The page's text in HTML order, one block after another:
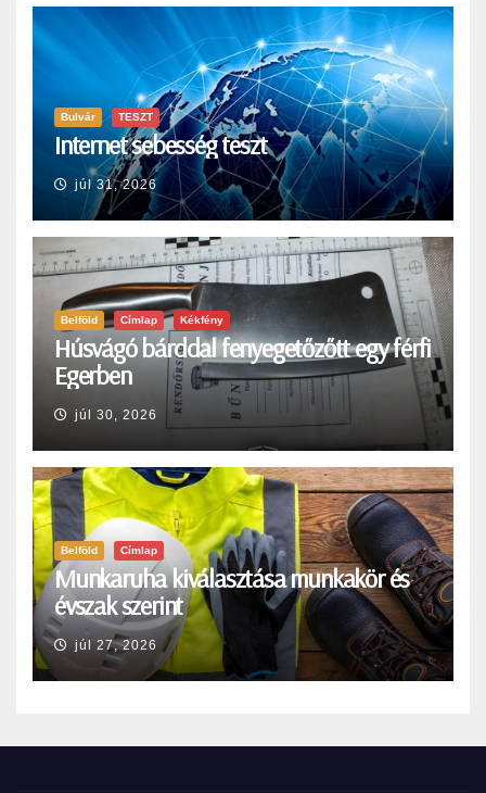
Bulvár TESZT
Internet sebesség teszt
júl 31, 2026
Belföld Címlap Kékfény
Húsvágó bárddal fenyegetőzőtt egy férfi
Egerben
júl 30, 2026
Belföld Címlap
Munkaruha kiválasztása munkakör és
évszak szerint
júl 27, 2026